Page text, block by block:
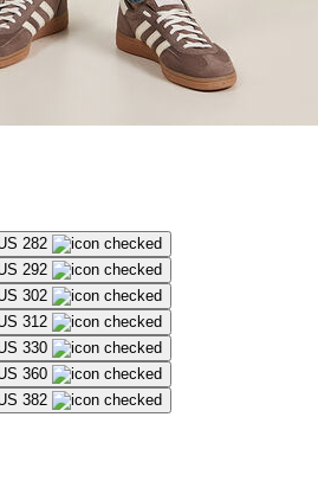
US 282
US 292
US 302
US 312
US 330
US 360
US 382